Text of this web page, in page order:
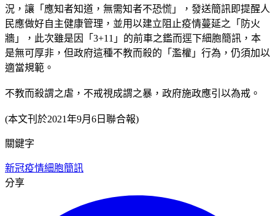
況，讓「應知者知道，無需知者不恐慌」，發送簡訊即提醒人
民應做好自主健康管理，並用以建立阻止疫情蔓延之「防火
牆」，此次雖是因「3+11」的前車之鑑而逕下細胞簡訊，本
是無可厚非，但政府這種不教而殺的「濫權」行為，仍須加以
適當規範。
不教而殺謂之虐，不戒視成謂之暴，政府施政應引以為戒。
(本文刊於2021年9月6日聯合報)
關鍵字
新冠疫情細胞簡訊
分享